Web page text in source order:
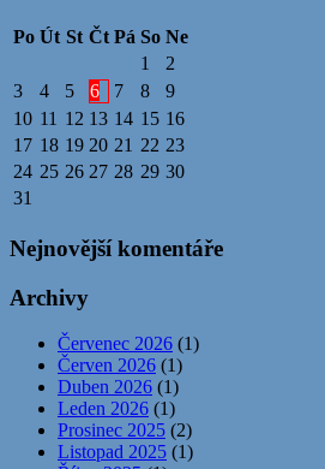
Po Út St Čt Pá So Ne
1
2
3
4 5 6 7 8
9
10 11 12 13 14 15 16
17 18 19 20 21 22 23
24 25 26 27 28 29 30
31
Nejnovější komentáře
Archivy
Červenec 2026 (1)
Červen 2026 (1)
Duben 2026 (1)
Leden 2026 (1)
Prosinec 2025 (2)
Listopad 2025 (1)